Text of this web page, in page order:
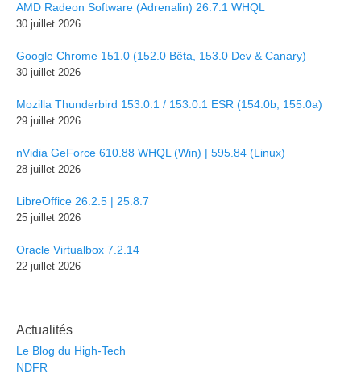
AMD Radeon Software (Adrenalin) 26.7.1 WHQL
30 juillet 2026
Google Chrome 151.0 (152.0 Bêta, 153.0 Dev & Canary)
30 juillet 2026
Mozilla Thunderbird 153.0.1 / 153.0.1 ESR (154.0b, 155.0a)
29 juillet 2026
nVidia GeForce 610.88 WHQL (Win) | 595.84 (Linux)
28 juillet 2026
LibreOffice 26.2.5 | 25.8.7
25 juillet 2026
Oracle Virtualbox 7.2.14
22 juillet 2026
Actualités
Le Blog du High-Tech
NDFR